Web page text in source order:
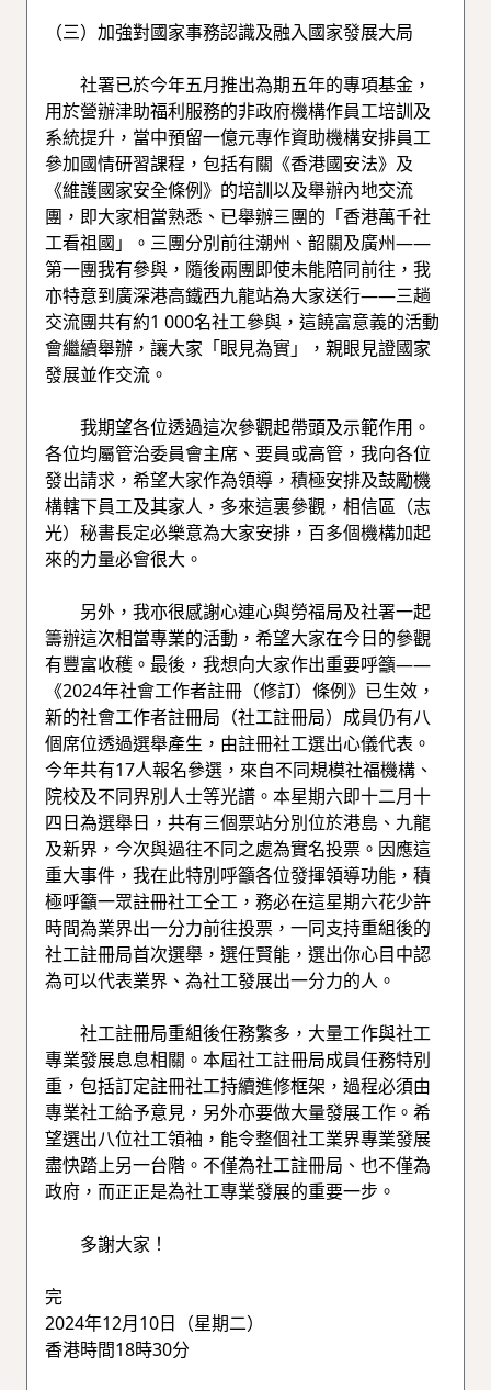
（三）加強對國家事務認識及融入國家發展大局
社署已於今年五月推出為期五年的專項基金，
用於營辦津助福利服務的非政府機構作員工培訓及
系統提升，當中預留一億元專作資助機構安排員工
參加國情研習課程，包括有關《香港國安法》及
《維護國家安全條例》的培訓以及舉辦內地交流
團，即大家相當熟悉、已舉辦三團的「香港萬千社
工看祖國」。三團分別前往潮州、韶關及廣州——
第一團我有參與，隨後兩團即使未能陪同前往，我
亦特意到廣深港高鐵西九龍站為大家送行——三趟
交流團共有約1 000名社工參與，這饒富意義的活動
會繼續舉辦，讓大家「眼見為實」，親眼見證國家
發展並作交流。
我期望各位透過這次參觀起帶頭及示範作用。
各位均屬管治委員會主席、要員或高管，我向各位
發出請求，希望大家作為領導，積極安排及鼓勵機
構轄下員工及其家人，多來這裏參觀，相信區（志
光）秘書長定必樂意為大家安排，百多個機構加起
來的力量必會很大。
另外，我亦很感謝心連心與勞福局及社署一起
籌辦這次相當專業的活動，希望大家在今日的參觀
有豐富收穫。最後，我想向大家作出重要呼籲——
《2024年社會工作者註冊（修訂）條例》已生效，
新的社會工作者註冊局（社工註冊局）成員仍有八
個席位透過選舉產生，由註冊社工選出心儀代表。
今年共有17人報名參選，來自不同規模社福機構、
院校及不同界別人士等光譜。本星期六即十二月十
四日為選舉日，共有三個票站分別位於港島、九龍
及新界，今次與過往不同之處為實名投票。因應這
重大事件，我在此特別呼籲各位發揮領導功能，積
極呼籲一眾註冊社工仝工，務必在這星期六花少許
時間為業界出一分力前往投票，一同支持重組後的
社工註冊局首次選舉，選任賢能，選出你心目中認
為可以代表業界、為社工發展出一分力的人。
社工註冊局重組後任務繁多，大量工作與社工
專業發展息息相關。本屆社工註冊局成員任務特別
重，包括訂定註冊社工持續進修框架，過程必須由
專業社工給予意見，另外亦要做大量發展工作。希
望選出八位社工領袖，能令整個社工業界專業發展
盡快踏上另一台階。不僅為社工註冊局、也不僅為
政府，而正正是為社工專業發展的重要一步。
多謝大家！
完
2024年12月10日（星期二）
香港時間18時30分